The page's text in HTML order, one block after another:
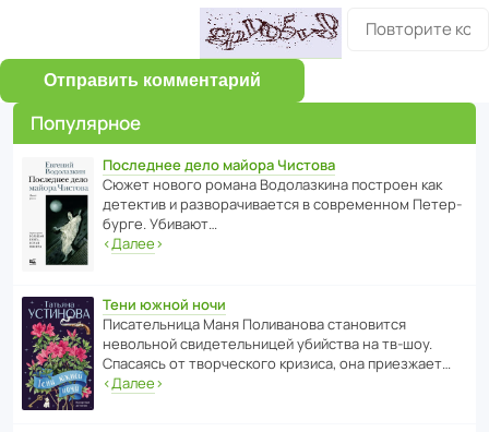
Отправить комментарий
Популярное
Последнее дело майора Чистова
Сюжет нового романа Водо­ла­з­кина пост­роен как
дете­ктив и разво­ра­чи­ва­ется в совре­менном Пете­р­
бурге. Убивают…
‹Далее›
Тени южной ночи
Писа­тель­ница Маня Поли­ва­нова стано­вится
невольной свиде­тель­ницей убийства на тв-шоу.
Спасаясь от твор­че­с­кого кризиса, она приезжает…
‹Далее›